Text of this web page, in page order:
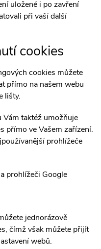
uložené i po zavření
při vaší další
cookies
cookies můžete
přímo na našem webu
lišty.
taktéž umožňuje
přímo ve Vašem zařízení.
prohlížeče
prohlížeči Google
jednorázově
čímž však můžete přijít
webů.